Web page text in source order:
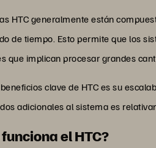
HTC generalmente están
de tiempo. Esto permite que los
que implican procesar grandes
clave de HTC es su
adicionales al sistema es
el HTC?